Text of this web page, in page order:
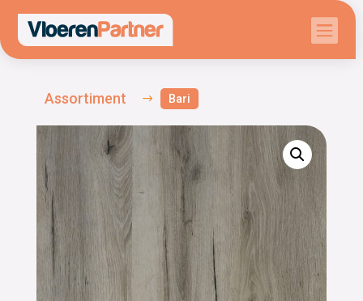

Assortiment $ Bari